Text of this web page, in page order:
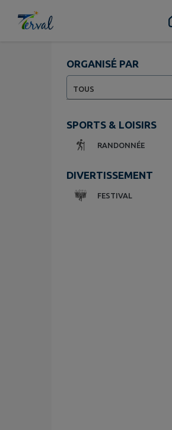
Contenu
ORGANISÉ PAR
SPORTS & LOISIRS
RANDONNÉE
DIVERTISSEMENT
FESTIVAL